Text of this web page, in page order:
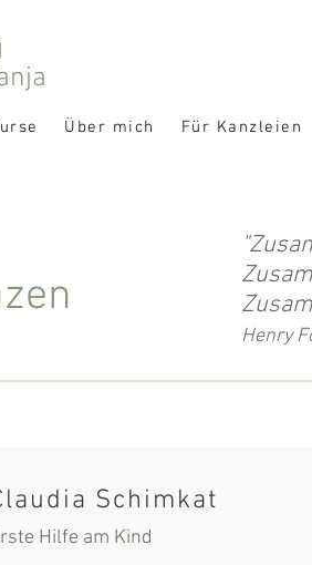
Über mich Für Kanzleien
Henry
Schimkat
Hilfe am Kind